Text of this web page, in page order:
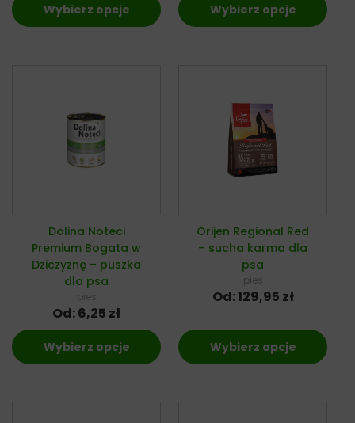
Wybierz opcje Wybierz opcje
Dolina Noteci
Premium Bogata w
Dziczyznę – puszka
dla psa
pies
Od:6,25 zł
Wybierz opcje
Orijen Regional Red
– sucha karma dla
psa
pies
Od:129,95 zł
Wybierz opcje